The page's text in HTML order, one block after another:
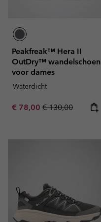
Peakfreak™ Hera II
OutDry™ wandelschoen
voor dames
Waterdicht
Sale price:
€ 78,00 Regular price:
€ 130,00